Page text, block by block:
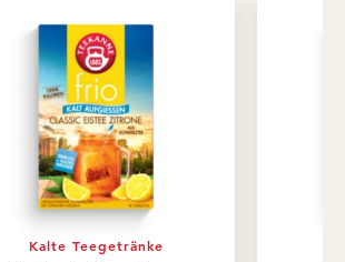
Kalte Teegetränke